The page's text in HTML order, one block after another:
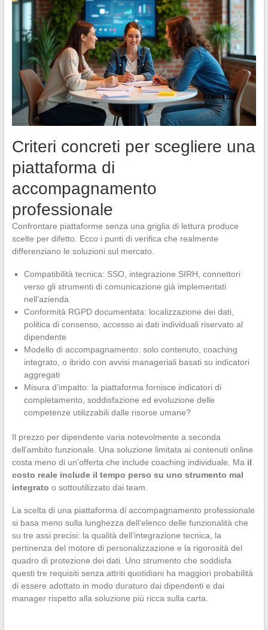
Criteri concreti per scegliere una
piattaforma di
accompagnamento
professionale
Confrontare piattaforme senza una griglia di lettura produce
scelte per difetto. Ecco i punti di verifica che realmente
differenziano le soluzioni sul mercato.
Compatibilità tecnica: SSO, integrazione SIRH, connettori
verso gli strumenti di comunicazione già implementati
nell’azienda
Conformità RGPD documentata: localizzazione dei dati,
politica di consenso, accesso ai dati individuali riservato al
dipendente
Modello di accompagnamento: solo contenuto, coaching
integrato, o ibrido con avvisi manageriali basati su indicatori
aggregati
Misura d’impatto: la piattaforma fornisce indicatori di
completamento, soddisfazione ed evoluzione delle
competenze utilizzabili dalle risorse umane?
Il prezzo per dipendente varia notevolmente a seconda
dell’ambito funzionale. Una soluzione limitata ai contenuti online
costa meno di un’offerta che include coaching individuale. Ma il
costo reale include il tempo perso su uno strumento mal
integrato o sottoutilizzato dai team.
La scelta di una piattaforma di accompagnamento professionale
si basa meno sulla lunghezza dell’elenco delle funzionalità che
su tre assi precisi: la qualità dell’integrazione tecnica, la
pertinenza del motore di personalizzazione e la rigorosità del
quadro di protezione dei dati. Uno strumento che soddisfa
questi tre requisiti senza attriti quotidiani ha maggiori probabilità
di essere adottato in modo duraturo dai dipendenti e dai
manager rispetto alla soluzione più ricca sulla carta.